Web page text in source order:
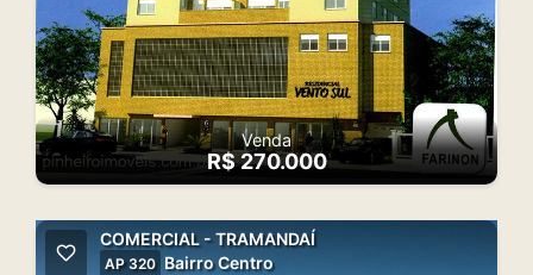
Venda
R$ 270.000
COMERCIAL - TRAMANDAÍ
AP 320 Bairro Centro